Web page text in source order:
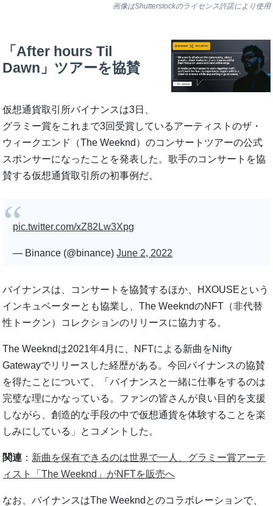
画像はShutterstockのライセンス許諾により使用
「After hours Til
Dawn」ツアーを協賛
仮想通貨取引所バイナンスは3日、
グラミー賞をこれまで3回受賞しているアーティストのザ・
ウィークエンド（The Weeknd）のコンサートツアーの公式
スポンサーになったことを発表した。歌手のコンサートを協
賛する仮想通貨取引所の初事例だ。
pic.twitter.com/xZ82Lw3Xpg
— Binance (@binance)June 2, 2022
バイナンスは、コンサートを協賛するほか、HXOUSEという
インキュベーターとも協業し、The WeekndのNFT（非代替
性トークン）コレクションのリリースに協力する。
The Weekndは2021年4月に、NFTによる新曲をNifty
Gatewayでリリースした経歴がある。今回バイナンスの協賛
を得たことについて、「バイナンスと一緒に仕事をするのは
完璧な理にかなっている。ファンの皆さんが良い目的を支援
しながら、創造的な手段の中で仮想通貨を体験することを楽
しみにしている」とコメントした。
関連 ： 新曲を保有できるのは世界で一人、グラミー賞アーテ
ィスト「The Weeknd」がNFTを販売へ
なお、バイナンスはThe Weekndとのコラボレーションで、